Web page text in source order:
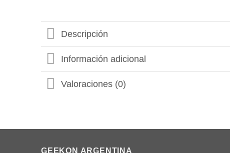
Descripción
Información adicional
Valoraciones (0)
GEEKON ARGENTINA